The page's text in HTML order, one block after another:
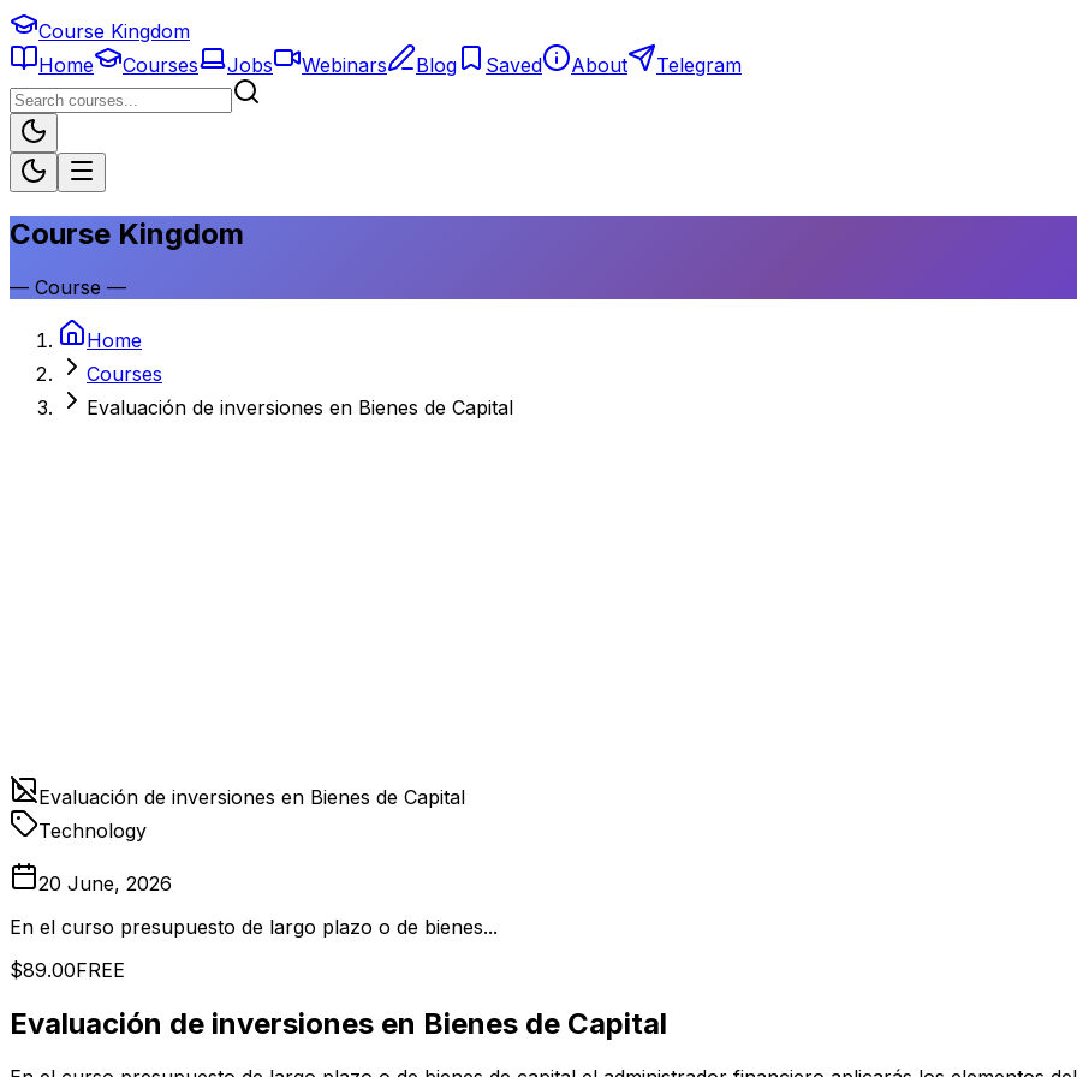
Course Kingdom
Home
Courses Jobs Webinars Blog Saved About Telegram
Course Kingdom
— Course —
Home
Courses
Evaluación de inversiones en Bienes de Capital
Evaluación de inversiones en Bienes de Capital
Technology
20 June, 2026
En el curso presupuesto de largo plazo o de bienes...
$89.00FREE
Evaluación de inversiones en Bienes de Capital